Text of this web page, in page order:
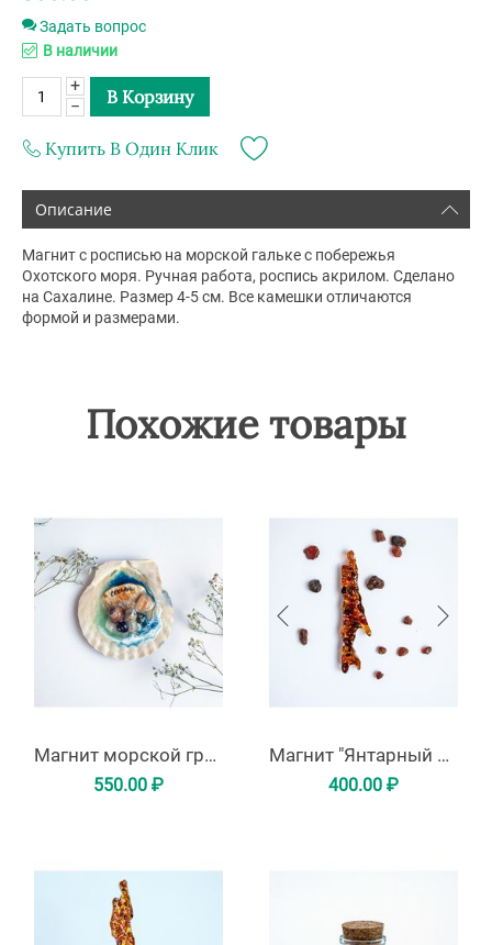
Задать вопрос
В наличии
+
−
В Корзину
Купить В Один Клик
Описание
Магнит с росписью на морской гальке с побережья
Охотского моря. Ручная работа, роспись акрилом. Сделано
на Сахалине. Размер 4-5 см. Все камешки отличаются
формой и размерами.
Похожие товары
Магнит морской гребешок
550.00 ₽
Магнит "Янтарный остров" маленький
400.00 ₽